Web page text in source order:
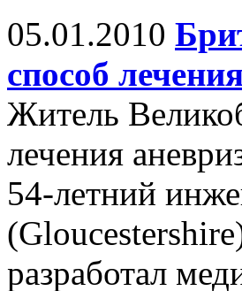
05.01.2010
способ
Житель
лечения
54-летний
разработал